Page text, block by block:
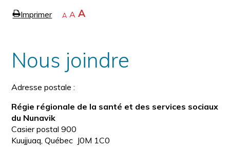
eImprimerpageRétrécir
A Revenir
de
police
A Agrandir
A
Nous joindre
Adresse postale :
Régie régionale de la santé et des services sociaux
du Nunavik
Casier postal 900
Kuujjuaq, Québec J0M 1C0